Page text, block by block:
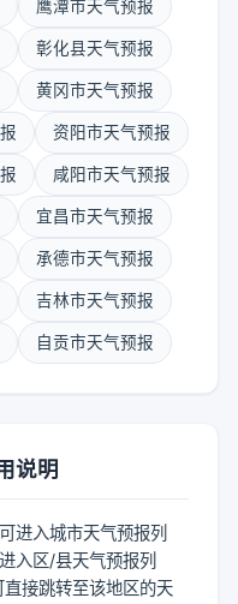
鹰潭市天气预报
彰化县天气预报
黄冈市天气预报
资阳市天气预报
咸阳市天气预报
宜昌市天气预报
承德市天气预报
吉林市天气预报
自贡市天气预报
说明
进入城市天气预报列
入区/县天气预报列
接跳转至该地区的天